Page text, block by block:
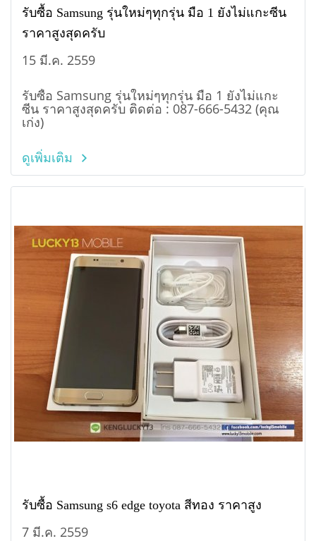
รับซื้อ Samsung รุ่นใหม่ๆทุกรุ่น มือ 1 ยังไม่แกะซีน
ราคาสูงสุดครับ
15 มี.ค. 2559
รับซื้อ Samsung รุ่นใหม่ๆทุกรุ่น มือ 1 ยังไม่แกะ
ซีน ราคาสูงสุดครับ ติดต่อ : 087-666-5432 (คุณ
เก่ง)
ดูเพิ่มเติม
รับซื้อ Samsung s6 edge toyota สีทอง ราคาสูง
7 มี.ค. 2559